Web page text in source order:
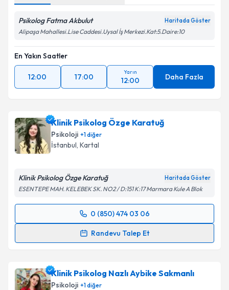
Psikolog Fatma Akbulut Haritada Göster
Alipaşa Mahallesi.Lise Caddesi.Uysal İş Merkezi.Kat:5.Daire:10
En Yakın Saatler
12:00 17:00
Yarın
12:00 Daha Fazla
Klinik Psikolog Özge Karatuğ
Psikoloji +1diğer
İstanbul, Kartal
Klinik Psikolog Özge Karatuğ Haritada Göster
ESENTEPE MAH. KELEBEK SK. NO2 / D:151 K:17 Marmara Kule A Blok
0 (850) 474 03 06
Randevu Talep Et
Randevu Takvimi Talebi
için bir takvim hazırlandığında e-posta ile
bilgilendireceğiz.
Klinik Psikolog Nazlı Aybike Sakmanlı
Psikoloji +1diğer